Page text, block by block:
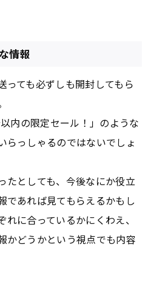
情報
っても必ずしも開封してもら
内の限定セール！」のような
らっしゃるのではないでしょ
たとしても、今後なにか役立
であれば見てもらえるかもし
に合っているかにくわえ、
かどうかという視点でも内容